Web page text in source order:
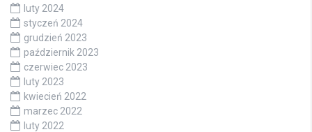
luty 2024
styczeń 2024
grudzień 2023
październik 2023
czerwiec 2023
luty 2023
kwiecień 2022
marzec 2022
luty 2022